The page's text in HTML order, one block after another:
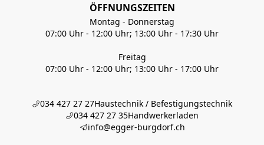
ÖFFNUNGSZEITEN
Montag - Donnerstag
07:00 Uhr - 12:00 Uhr; 13:00 Uhr - 17:30 Uhr
Freitag
07:00 Uhr - 12:00 Uhr; 13:00 Uhr - 17:00 Uhr
034 427 27 27Haustechnik / Befestigungstechnik
034 427 27 35Handwerkerladen
info@egger-burgdorf.ch